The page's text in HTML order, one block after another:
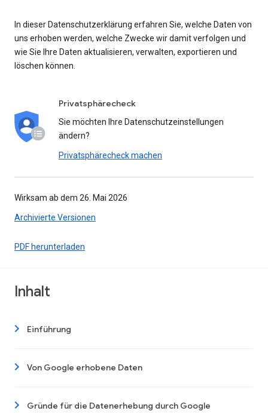
In dieser Datenschutzerklärung erfahren Sie, welche Daten von
uns erhoben werden, welche Zwecke wir damit verfolgen und
wie Sie Ihre Daten aktualisieren, verwalten, exportieren und
löschen können.
Privatsphärecheck
Sie möchten Ihre Datenschutzeinstellungen
ändern?
Privatsphärecheck machen
Wirksam ab dem 26. Mai 2026
Archivierte Versionen
PDF herunterladen
Inhalt
Einführung
Von Google erhobene Daten
Gründe für die Datenerhebung durch Google